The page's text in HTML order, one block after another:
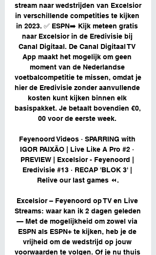
stream naar wedstrijden van Excelsior
in verschillende competities te kijken
in 2023. ✅ ESPN➡️ Kijk meteen gratis
naar Excelsior in de Eredivisie bij
Canal Digitaal. De Canal Digitaal TV
App maakt het mogelijk om geen
moment van de Nederlandse
voetbalcompetitie te missen, omdat je
hier de Eredivisie zonder aanvullende
kosten kunt kijken binnen elk
basispakket. Je betaalt bovendien €0,
00 voor de eerste week.
Feyenoord Videos · SPARRING with
IGOR PAIXÃO | Live Like A Pro #2 ·
PREVIEW | Excelsior - Feyenoord |
Eredivisie #13 · RECAP 'BLOK 3' |
Relive our last games ⏪.
Excelsior – Feyenoord op TV en Live
Streams: waar kan ik 2 dagen geleden
— Met de mogelijkheid om zowel via
ESPN als ESPN+ te kijken, heb je de
vrijheid om de wedstrijd op jouw
voorwaarden te volgen. Of je nu thuis